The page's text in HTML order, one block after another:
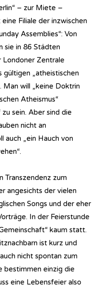
– zur Miete –
Filiale der inzwischen
Assemblies“: Von
sie in 86 Städten
Zentrale
gültigen „atheistischen
Man will „keine Doktrin
Atheismus“
sein. Aber sind die
nicht an
auch „ein Hauch von
Transzendenz zum
angesichts der vielen
Songs und der eher
In der Feierstunde
kaum statt.
ist kurz und
nicht spontan zum
bestimmen einzig die
eine Lebensfeier also